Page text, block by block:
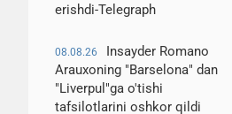
erishdi-Telegraph
08.08.26
Insayder Romano
Arauxoning "Barselona" dan
"Liverpul"ga o'tishi
tafsilotlarini oshkor qildi